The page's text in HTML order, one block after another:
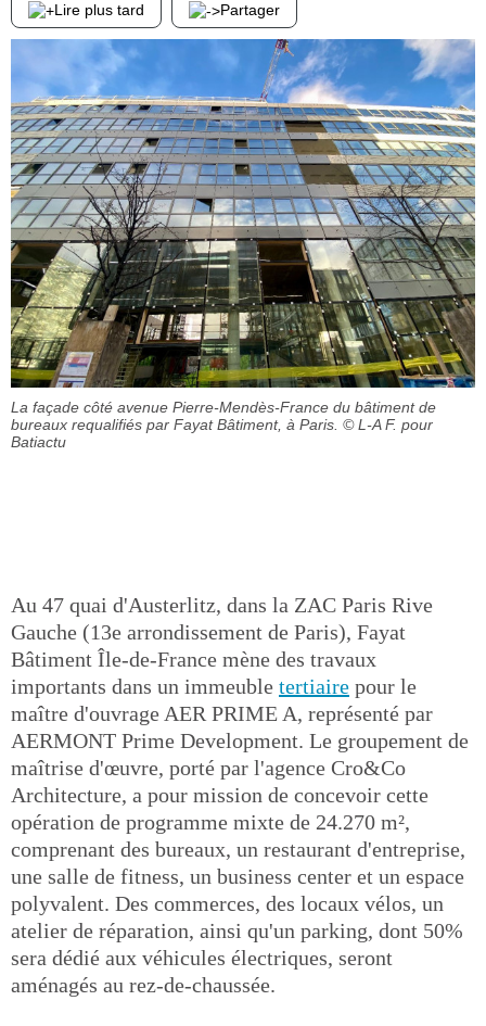
Lire plus tard Partager
La façade côté avenue Pierre-Mendès-France du bâtiment de
bureaux requalifiés par Fayat Bâtiment, à Paris. © L-A F. pour
Batiactu
Au 47 quai d'Austerlitz, dans la ZAC Paris Rive
Gauche (13e arrondissement de Paris), Fayat
Bâtiment Île-de-France mène des travaux
importants dans un immeuble tertiaire pour le
maître d'ouvrage AER PRIME A, représenté par
AERMONT Prime Development. Le groupement de
maîtrise d'œuvre, porté par l'agence Cro&Co
Architecture, a pour mission de concevoir cette
opération de programme mixte de 24.270 m²,
comprenant des bureaux, un restaurant d'entreprise,
une salle de fitness, un business center et un espace
polyvalent. Des commerces, des locaux vélos, un
atelier de réparation, ainsi qu'un parking, dont 50%
sera dédié aux véhicules électriques, seront
aménagés au rez-de-chaussée.